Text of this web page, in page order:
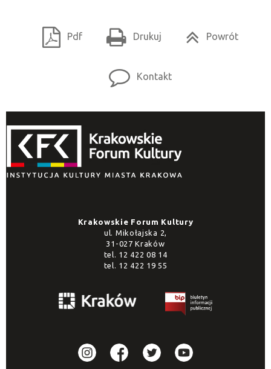
Pdf Drukuj Powrót
Kontakt
Krakowskie Forum Kultury
ul. Mikołajska 2,
31-027 Kraków
tel. 12 422 08 14
tel. 12 422 19 55